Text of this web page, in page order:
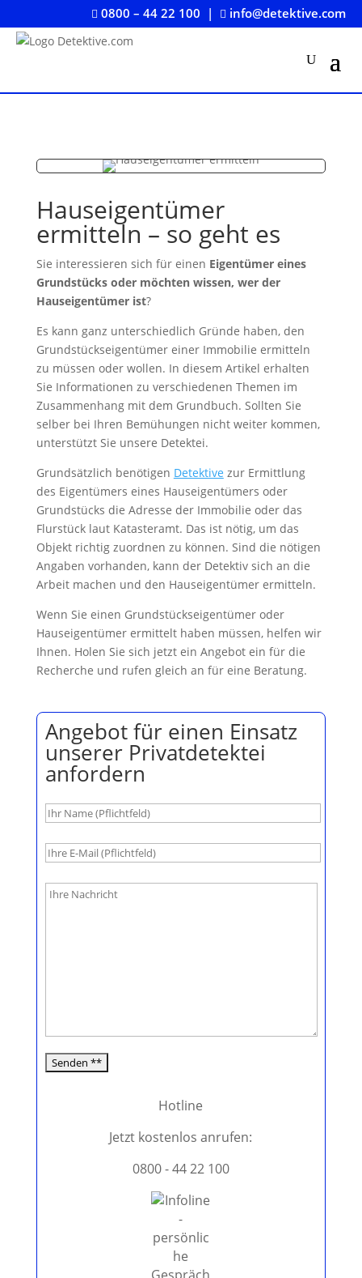
 0800 – 44 22 100 |  info@detektive.com
Hauseigentümer
ermitteln – so geht es
Sie interessieren sich für einen Eigentümer eines
Grundstücks oder möchten wissen, wer der
Hauseigentümer ist?
Es kann ganz unterschiedlich Gründe haben, den
Grundstückseigentümer einer Immobilie ermitteln
zu müssen oder wollen. In diesem Artikel erhalten
Sie Informationen zu verschiedenen Themen im
Zusammenhang mit dem Grundbuch. Sollten Sie
selber bei Ihren Bemühungen nicht weiter kommen,
unterstützt Sie unsere Detektei.
Grundsätzlich benötigen Detektive zur Ermittlung
des Eigentümers eines Hauseigentümers oder
Grundstücks die Adresse der Immobilie oder das
Flurstück laut Katasteramt. Das ist nötig, um das
Objekt richtig zuordnen zu können. Sind die nötigen
Angaben vorhanden, kann der Detektiv sich an die
Arbeit machen und den Hauseigentümer ermitteln.
Wenn Sie einen Grundstückseigentümer oder
Hauseigentümer ermittelt haben müssen, helfen wir
Ihnen. Holen Sie sich jetzt ein Angebot ein für die
Recherche und rufen gleich an für eine Beratung.
Angebot für einen Einsatz
unserer Privatdetektei
anfordern
e
d
i
Hotline
Jetzt kostenlos anrufen:
0800 - 44 22 100